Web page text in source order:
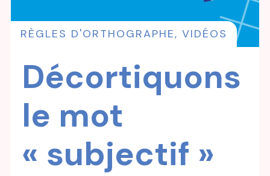
RÈGLES D'ORTHOGRAPHE, VIDÉOS
Décortiquons
le mot
« subjectif »